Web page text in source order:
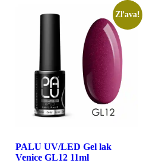
Zľava!
PALU UV/LED Gel lak
Venice GL12 11ml